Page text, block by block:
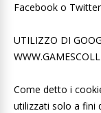
Facebook o
UTILIZZO DI
Come detto i
utilizzati solo a fini